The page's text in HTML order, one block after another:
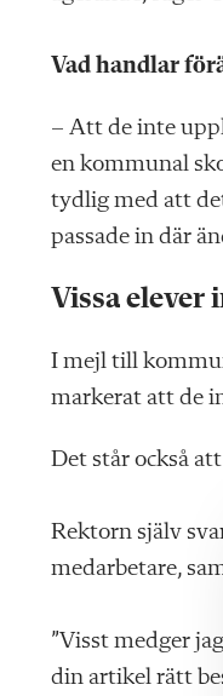
Vad handlar
– Att de inte
en kommunal
tydlig med att
passade in där
Vissa elever
I mejl till
markerat att de
Det står också
Rektorn själv
medarbetare,
”Visst medger
din artikel rätt